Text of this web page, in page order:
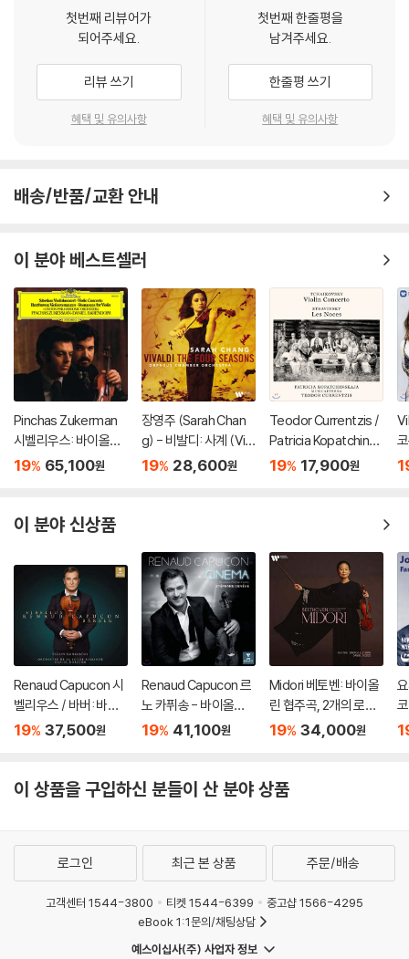
첫번째 리뷰어가
되어주세요.
리뷰 쓰기
혜택 및 유의사항
첫번째 한줄평을
남겨주세요.
한줄평 쓰기
혜택 및 유의사항
배송/반품/교환 안내
이 분야 베스트셀러
Pinchas Zukerman
시벨리우스: 바이올린
협주곡 / 베토벤: 로망
n: Romances For) [L
19% 65,100원
장영주 (Sarah Chan
g) - 비발디: 사계 (Viv
aldi: The Four Seaso
19% 28,600원
Teodor Currentzis /
Patricia Kopatchinsk
aja 차이코프스키: 바이
19% 17,900원
이 분야 신상품
Renaud Capucon 시
벨리우스 / 바버: 바이
올린 협주곡 (Sibelius
d]
19% 37,500원
Renaud Capucon 르
노 카퓌송 - 바이올린
으로 연주한 영화음악
19% 41,100원
Midori 베토벤: 바이올
린 협주곡, 2개의 로망
스 - 미도리 (Beethov
[UHQCD]
19% 34,000원
이 상품을 구입하신 분들이 산 분야 상품
로그인 최근 본 상품 주문/배송
고객센터 1544-3800 티켓 1544-6399
중고샵 1566-4295
eBook 1:1문의/채팅상담
예스이십사(주) 사업자 정보